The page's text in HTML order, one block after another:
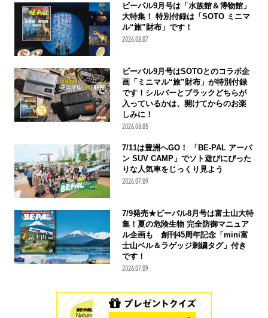
ビーパル9月号は「水族館＆博物館」
大特集！ 特別付録は「SOTO ミニマ
ル“旅”財布」です！
2026.08.07
ビーパル9月号はSOTOとのコラボ企
画「ミニマル“旅”財布」が特別付録
です！シルバーとブラックどちらが
入っているかは、開けてからのお楽
しみに！
2026.08.05
7/11は豊洲へGO！ 「BE-PAL アーバ
ン SUV CAMP」でソト遊びにぴった
りな人気車をじっくり見よう
2026.07.09
7/9発売★ビーパル8月号は富士山大特
集！夏の危険生物 完全防御マニュア
ル企画も 創刊45周年記念「mini富
士山ベル＆ラゲッジ刺繍タグ」付き
です！
2026.07.09